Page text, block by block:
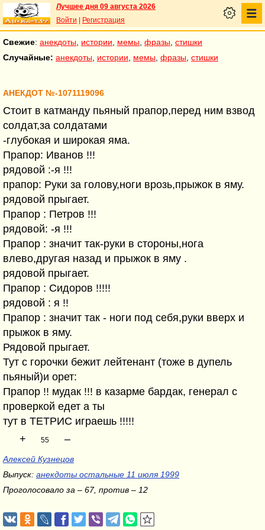
Лучшее дня 09 августа 2026
Войти
Регистрация
Свежие: анекдоты истории мемы фразы стишки
Случайные: анекдоты истории мемы фразы стишки
АНЕКДОТ №-1071119096
Стоит в катманду пьяный прапор,перед ним взвод
солдат,за солдатами
-глубокая и широкая яма.
Прапор: Иванов !!!
рядовой :-я !!!
прапор: Руки за голову,ноги врозь,прыжок в яму.
рядовой прыгает.
Прапор : Петров !!!
рядовой: -я !!!
Прапор : значит так-руки в стороны,нога
влево,другая назад и прыжок в яму .
рядовой прыгает.
Прапор : Сидоров !!!!!
рядовой : я !!
Прапор : значит так - ноги под себя,руки вверх и
прыжок в яму.
Рядовой прыгает.
Тут с горочки бежит лейтенант (тоже в дупель
пьяный)и орет:
Прапор !! мудак !!! в казарме бардак, генерал с
проверкой едет а ты
тут в ТЕТРИС играешь !!!!!
+
55 –
Алексей Кузнецов
Выпуск: анекдоты остальные 11 июля 1999
Проголосовало за – 67, против – 12